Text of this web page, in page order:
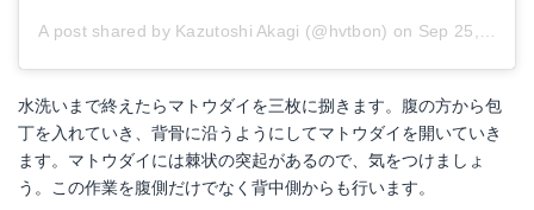
A post shared by Kazutoshi Akagi (@hvtbon) on Sep 25, 2017 at 2:42pm PDT
水洗いまで終えたらマトウダイを三枚に捌きます。腹の方から包
丁を入れていき、背骨に沿うようにしてマトウダイを開いていき
ます。マトウダイには棘状の突起があるので、気をつけましょ
う。この作業を腹側だけでなく背中側からも行います。